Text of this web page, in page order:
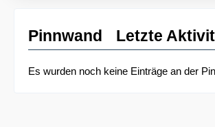
Pinnwand Letzte
Es wurden noch keine Einträge an der